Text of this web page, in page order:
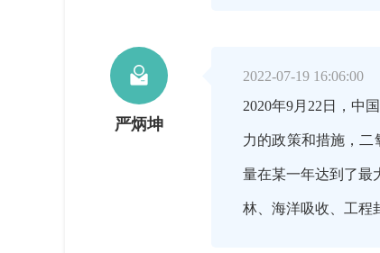

严炳坤
2022-07-19 16:06:00
2020年9月22日，中
力的政策和措施，二
量在某一年达到了最
林、海洋吸收、工程